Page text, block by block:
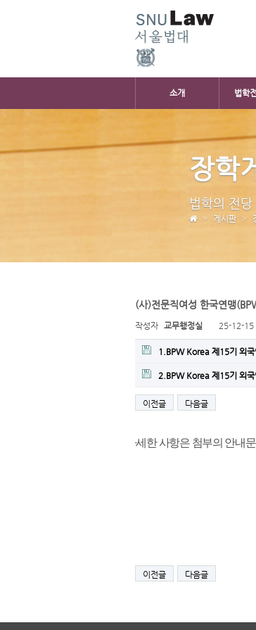
소개 법학
장학
법학의 전
게시판
(사)전문직여성 한국연맹
작성자 교무행정실 25-12-15
1.BPW Korea 제15기 외
2.BPW Korea 제15기 외
이전글 다음글
자세한 사항은 첨부의 안내
이전글 다음글